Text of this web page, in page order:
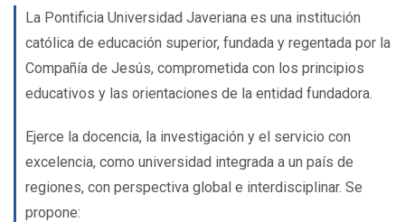
La Pontificia Universidad Javeriana es una institución
católica de educación superior, fundada y regentada por la
Compañía de Jesús, comprometida con los principios
educativos y las orientaciones de la entidad fundadora.
Ejerce la docencia, la investigación y el servicio con
excelencia, como universidad integrada a un país de
regiones, con perspectiva global e interdisciplinar. Se
propone: